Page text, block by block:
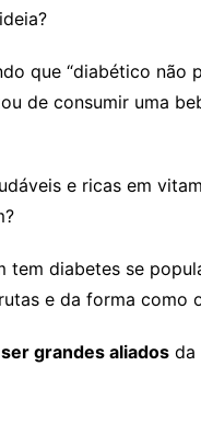
que “diabético não
de consumir uma
e ricas em
tem diabetes se
e da forma como
grandes aliados da